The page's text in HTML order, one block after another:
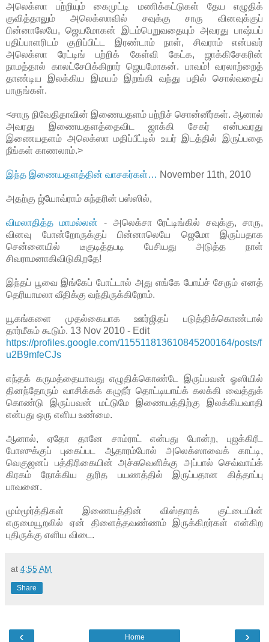
அலெக்ஸா பற்றியும் கைமுட்டி மணிக்கட்டுகள் தேய எழுதிக்
குவித்தாலும் அலெக்ஸாவில் சவுக்கு சாரு வினவுக்குப்
பின்னாலேயே, ஜெயமோகன் இடம்பெறுவதையும் அவரது பாஷ்யப்
பதிப்பாளரிடம் குறிப்பிட்ட இரண்டாம் நாள், சிவராம் என்பவர்
அலெக்ஸா ரேட்டிங் பற்றிக் கேள்வி கேட்க, ஜாக்கிசேகரின்
நாமத்தால் காலட்சேபிக்கிறார் ஜெயமோகன். பாவம்! வரலாற்றைத்
தாண்டிய இலக்கிய இமயம் இறங்கி வந்து பதில் சொல்வதைப்
பாருங்கள்.
<சாரு நிவேதிதாவின் இணையதளம் பற்றிச் சொன்னீர்கள். ஆனால்
அவரது இணையதளத்தைவிட ஜாக்கி சேகர் என்பவரது
இணையதளம் அலெக்ஸா மதிப்பீட்டில் உயர் இடத்தில் இருப்பதை
நீங்கள் காணலாம்.>
இந்த இணையதளத்தின் வாசகர்கள்… November 11th, 2010
அதற்கு ஜ்யோவ்ராம் சுந்தரின் பஸ்ஸில்,
விமலாதித்த மாமல்லன் - அலெக்சா ரேட்டிங்கில் சவுக்கு, சாரு,
வினவு போன்றோருக்குப் பின்னாலெயே ஜெமோ இருப்பதாக
சென்னையில் டீகுடித்தபடி பேசியது அடுத்த நாள்
சிவராமனாகிவிடுகிறதே!
இந்தப் பூவை இங்கேப் போட்டால் அது எங்கே போய்ச் சேரும் எனத்
தெரியாமலா வீதிக்கு வந்திருக்கிறோம்.
யூகங்களை முதல்கையாக ஊர்ஜிதப் படுத்திக்கொண்டால்
தார்மீகம் கூடும். 13 Nov 2010 - Edit
https://profiles.google.com/115511813610845200164/posts/f
u2B9mfeCJs
எந்தக் கருமத்தையாவது எழுதிக்கொண்டே இருப்பவன் ஓஸியில்
தினந்தோரும் வாசிக்கக் கழுநீர் தொட்டியாய்க் கலக்கி வைத்துக்
கொண்டு இருப்பவன் மட்டுமே இணையத்திற்கு இலக்கியவாதி
என்பது ஒரு எளிய உண்மை.
ஆனால், ஏதோ தானே சாம்ராட் என்பது போன்ற, புஜக்கிரீட
போஸுக்குப் புகைப்பட ஆதாரம்போல் அலெக்ஸாவைக் காட்டி,
வெகுஜனப் பத்திரிகையின் அச்சுவெளிக்கு அப்பால் செவ்வாய்க்
கிரகம் நோக்கிய துரித பயணத்தில் இருப்பதான கித்தாப்பு
பாவனை.
மும்மூர்த்திகள் இணையத்தின் விஸ்தாரக் குட்டையின்
எருமையூறலில் ஏன் திளைத்தவண்ணம் இருக்கிறர்கள் என்கிற
புதிருக்கு எளிய விடை.
at 4:55 AM
Share
‹ ›
Home